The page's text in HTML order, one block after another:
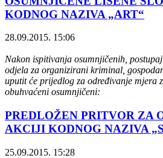
KODNOG NAZIVA „ART“
28.09.2015. 15:06
Nakon ispitivanja osumnjičenih,
odjela za organizirani kriminal,
uputit će prijedlog za određivanje mjera
obuhvaćeni osumnjičeni:
PREDLOŽEN PRITVOR ZA
AKCIJI KODNOG NAZIVA
25.09.2015. 15:28